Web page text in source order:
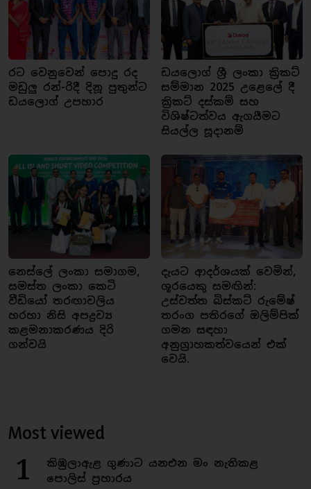
රට වෙනුවෙන් පොදු රද
මඩුලු රන්-රිදී දිනූ පුතුන්ට
ඩයලොග් උපහාර
ඩයලොග් ශ්‍රී ලංකා ක්‍රිකට්
සම්මාන 2025 උළෙලේ දී
ක්‍රිකට් දස්කම් සහ
විශිෂ්ටත්වය ඇගයීමට
සියල්ල සූදානම්
නෙස්ලේ ලංකා සමාගම,
සමස්ත ලංකා කෙටි
වීඩියෝ තරඟාවලිය
හරහා නිසි අපද්‍රව්‍ය
කළමනාකරණය දිරි
ගන්වයි
දැයට ආදර්ශයක් වෙමින්,
ශූරයෙකු සමඟින්:
උස්වත්ත බිස්කට් රුමේෂ්
තරංග පතිරගේ ඔලිම්පික්
ගමන සඳහා
අනුග්‍රාහකත්වයෙන් එක්
වෙයි.
Most viewed
1
කිඹුලාඇළ ගුණාට යනඑන මං නැතිකළ
පොලිස් ප්‍රහාරය